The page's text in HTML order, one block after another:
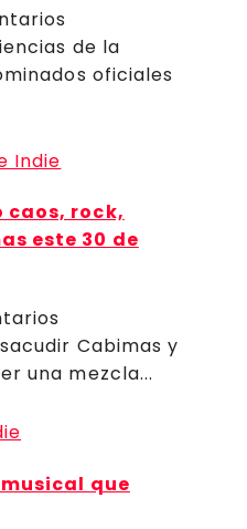
de la
oficiales
caos, rock,
este 30 de
Cabimas y
una mezcla...
que